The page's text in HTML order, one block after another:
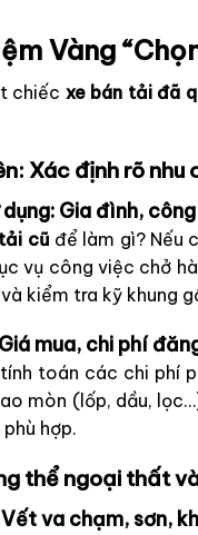
Vàng
chiếc xe bán tải đã
Xác định rõ nhu
dụng: Gia đình,
cũ để làm gì? Nếu
vụ công việc chở
kiểm tra kỹ khung
mua, chi phí
toán các chi phí
mòn (lốp, dầu,
hợp.
thể ngoại thất
va chạm, sơn,